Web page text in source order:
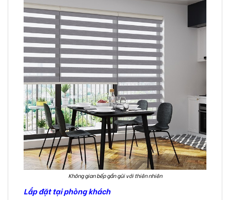
Không gian bếp gần gũi với thiên nhiên
Lắp đặt tại phòng khách